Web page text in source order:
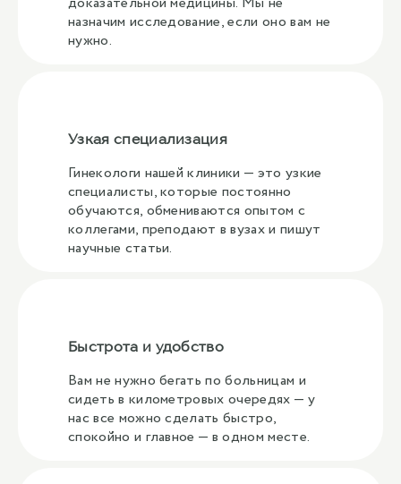
назначим исследование, если оно вам не
нужно.
Узкая специализация
Гинекологи нашей клиники — это узкие
специалисты, которые постоянно
обучаются, обмениваются опытом с
коллегами, преподают в вузах и пишут
научные статьи.
Быстрота и удобство
Вам не нужно бегать по больницам и
сидеть в километровых очередях — у
нас все можно сделать быстро,
спокойно и главное — в одном месте.